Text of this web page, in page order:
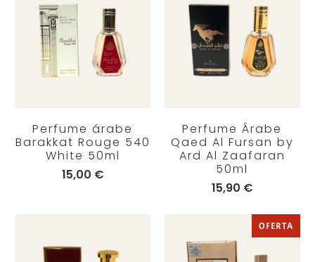
Perfume árabe
Barakkat Rouge 540
White 50ml
15,00 €
Perfume Árabe
Qaed Al Fursan by
Ard Al Zaafaran
50ml
15,90 €
OFERTA